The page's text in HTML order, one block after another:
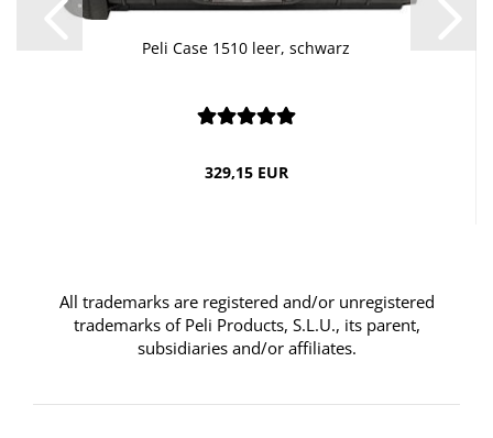
Peli Case 1510 leer, schwarz
329,15 EUR
All trademarks are registered and/or unregistered
trademarks of Peli Products, S.L.U., its parent,
subsidiaries and/or affiliates.